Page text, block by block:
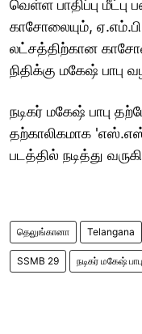
வெள்ள பாதிப்பு
காசோலையும், ஏ.எம்.பி
லட்சத்திற்கான
நிதிக்கு மகேஷ் பாபு
நடிகர் மகேஷ் பாபு
தற்காலிகமாக
படத்தில் நடித்து
தெலுங்கானா Telangana
SSMB 29 நடிகர் மகேஷ் பாபு